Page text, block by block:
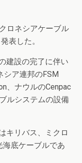
ロネシアケーブル
表した。
建設の完了に伴い
シア連邦のFSM
、ナウルのCenpac
ルシステムの設備
キリバス、ミクロ
底ケーブルであ